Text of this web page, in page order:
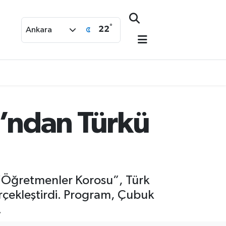
Ankara 22°
Türkü
Korosu”, Türk
Program, Çubuk